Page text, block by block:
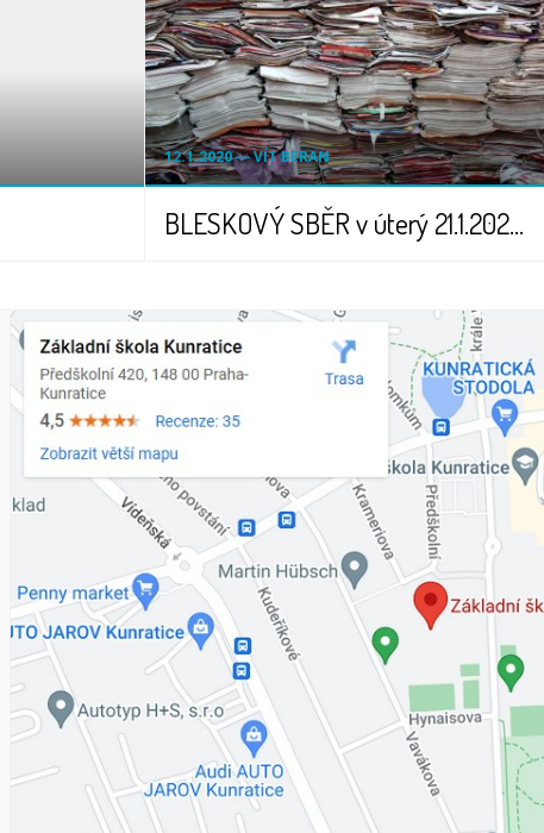
12.1.2020 ― VÍT BERAN
BLESKOVÝ SBĚR v úterý 21.1.2020 - pouze jeden den